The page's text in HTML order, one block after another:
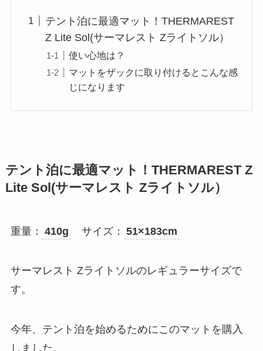
テント泊に最適マット！THERMAREST
Z Lite Sol(サーマレスト Zライトソル）
使い心地は？
マットをザックに取り付けるとこんな感
じになります
テント泊に最適マット！THERMAREST Z
Lite Sol(サーマレスト Zライトソル）
重量： 410g サイズ： 51×183cm
サーマレスト Zライトソルのレギュラーサイズで
す。
今年、テント泊を始めるためにこのマットを購入
しました。